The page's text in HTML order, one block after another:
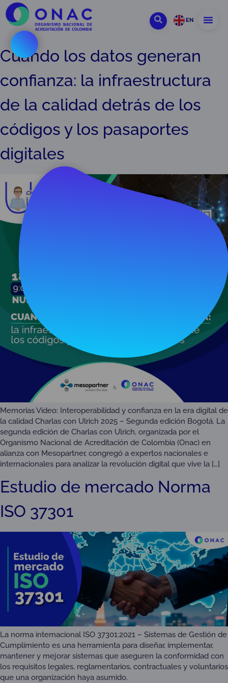
EN
Cuando los datos generan
confianza: la infraestructura
de la calidad detrás de los
códigos y los pasaportes
digitales
Memorias Vídeo: Interoperabilidad y confianza en la era digital de
la calidad Charlas con Ulrich 2025 – Segunda edición Bogotá. La
segunda edición de Charlas con Ulrich, organizada por el
Organismo Nacional de Acreditación de Colombia (Onac) en
alianza con Mesopartner, congregó a expertos nacionales e
internacionales para analizar la revolución digital que vive la […]
Estudio de mercado Norma
ISO 37301
La norma internacional ISO 37301:2021 – Sistemas de Gestión de
Cumplimiento es una herramienta para diseñar, implementar,
mantener y mejorar sistemas que aseguren la conformidad con
los requisitos legales, reglamentarios, contractuales y voluntarios
que una organización haya asumido.